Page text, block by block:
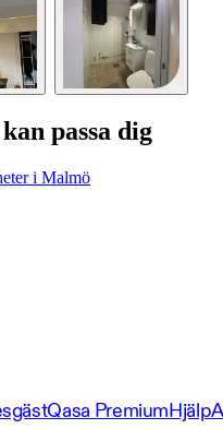
passa dig
i Malmö
Qasa PremiumHjälp